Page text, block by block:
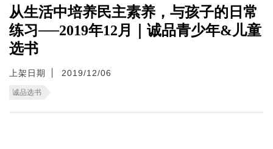
从生活中培养民主素养，与孩子的日常
练习──2019年12月｜诚品青少年&儿童
选书
上架日期 2019/12/06
诚品选书